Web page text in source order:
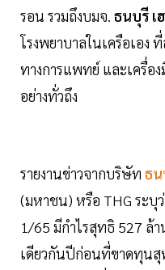
รอน รวมถึงบมจ. ธนบุรี เ
โรงพยาบาลในเครือเอง
ทางการแพทย์ และเครื่อ
อย่างทั่วถึง
รายงานข่าวจากบริษัท ธน
(มหาชน) หรือ THG ระบุ
1/65 มีกำไรสุทธิ 527 ล้
เดียวกันปีก่อนที่ขาดทุนสุ